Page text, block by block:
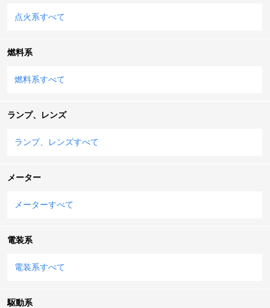
点火系すべて
燃料系
燃料系すべて
ランプ、レンズ
ランプ、レンズすべて
メーター
メーターすべて
電装系
電装系すべて
駆動系